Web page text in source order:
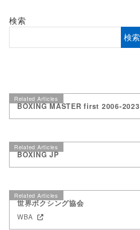
検索
検索
Related Articles
BOXING MASTER first 2006-2023
Related Articles
BOXING JP
Related Articles
世界ボクシング協会
WBA